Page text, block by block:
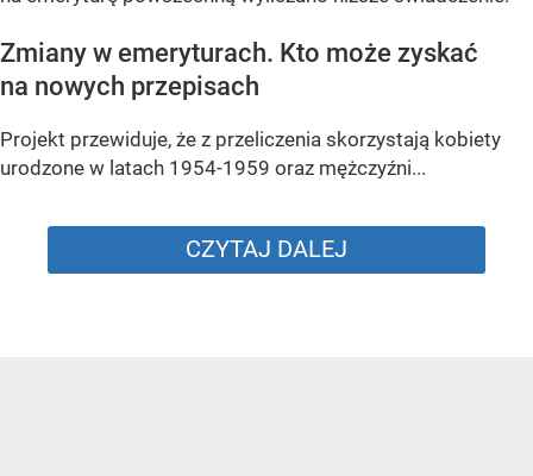
Zmiany w emeryturach. Kto może zyskać
na nowych przepisach
Projekt przewiduje, że z przeliczenia skorzystają kobiety
urodzone w latach 1954-1959 oraz mężczyźni...
CZYTAJ DALEJ